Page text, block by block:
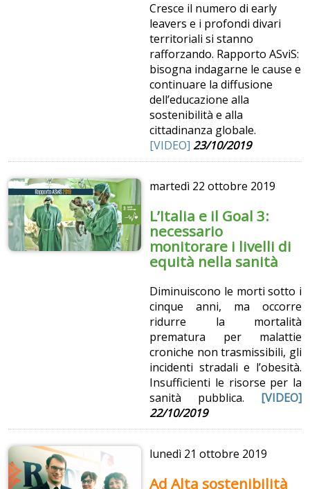
Cresce il numero di early
leavers e i profondi divari
territoriali si stanno
rafforzando. Rapporto ASviS:
bisogna indagarne le cause e
continuare la diffusione
dell’educazione alla
sostenibilità e alla
cittadinanza globale.
[VIDEO] 23/10/2019
martedì 22 ottobre 2019
L’Italia e il Goal 3:
necessario
monitorare i livelli di
equità nella sanità
Diminuiscono le morti sotto i
cinque anni, ma occorre
ridurre la mortalità
prematura per malattie
croniche non trasmissibili, gli
incidenti stradali e l’obesità.
Insufficienti le risorse per la
sanità pubblica. [VIDEO]
22/10/2019
lunedì 21 ottobre 2019
Ad Alta sostenibilità